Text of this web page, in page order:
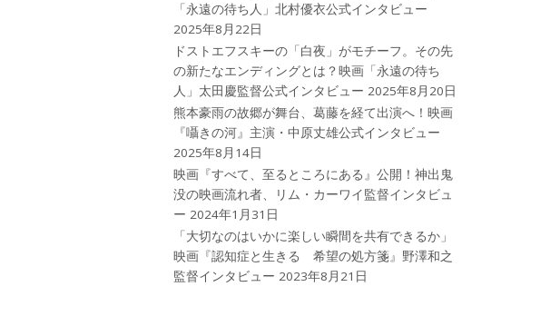
「永遠の待ち人」北村優衣公式インタビュー
2025年8月22日
ドストエフスキーの「白夜」がモチーフ。その先
の新たなエンディングとは？映画「永遠の待ち
人」太田慶監督公式インタビュー 2025年8月20日
熊本豪雨の故郷が舞台、葛藤を経て出演へ！映画
『囁きの河』主演・中原丈雄公式インタビュー
2025年8月14日
映画『すべて、至るところにある』公開！神出鬼
没の映画流れ者、リム・カーワイ監督インタビュ
ー 2024年1月31日
「大切なのはいかに楽しい瞬間を共有できるか」
映画『認知症と生きる 希望の処方箋』野澤和之
監督インタビュー 2023年8月21日